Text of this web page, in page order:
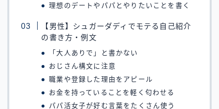
理想のデートやパパとやりたいことを書く
【男性】シュガーダディでモテる自己紹介
の書き方・例文
「大人ありで」と書かない
おじさん構文に注意
職業や登録した理由をアピール
お金を持っていることを軽く匂わせる
パパ活女子が好む言葉をたくさん使う